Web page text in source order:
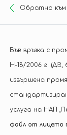
Oбратно
Във връзка с
Н-18/2006 г. (ДВ,
извършена
услуга на НАП
файл от лицето